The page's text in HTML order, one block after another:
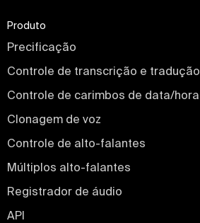
Produto
Precificação
Controle de transcrição e tradução
Controle de carimbos de data/hora
Clonagem de voz
Controle de alto-falantes
Múltiplos alto-falantes
Registrador de áudio
API